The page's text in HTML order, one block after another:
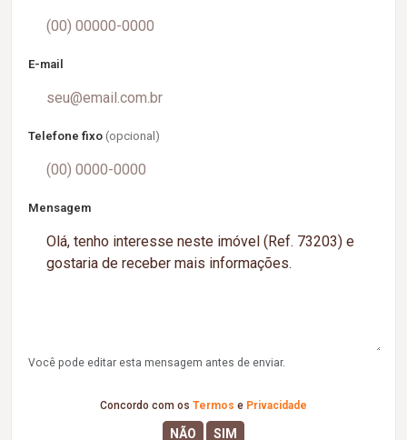
E-mail
Telefone fixo (opcional)
Mensagem
Você pode editar esta mensagem antes de enviar.
Concordo com os Termos e Privacidade